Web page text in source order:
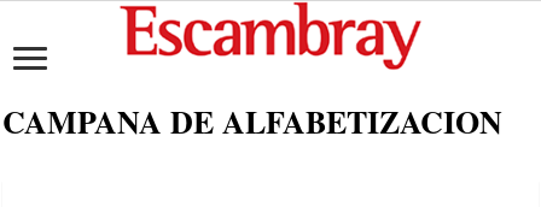
CAMPANA DE ALFABETIZACION